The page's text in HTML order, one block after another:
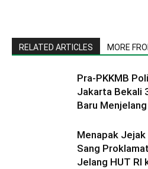
RELATED ARTICLES MORE
Pra-PKKMB
Jakarta Bekali
Baru
Menapak
Sang
Jelang HUT RI